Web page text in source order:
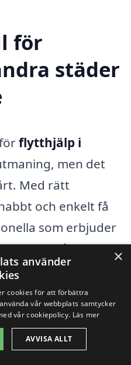
för
städer
flytthjälp i
men det
Med rätt
och enkelt få
som erbjuder
finns många
städer som kan
så smidig som
de städer som
som erbjuder
×
använder
cookies för att förbättra
vår webbplats samtycker
vår cookiepolicy. Läs mer
AVVISA ALLT